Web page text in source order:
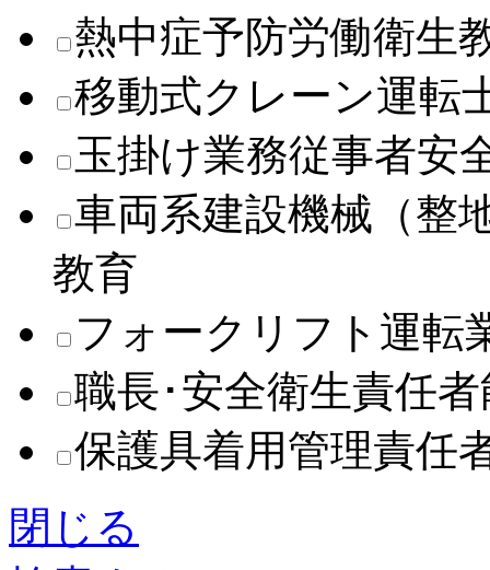
熱中症予防労働衛生
移動式クレーン運転
玉掛け業務従事者安
車両系建設機械（整
教育
フォークリフト運転
職長･安全衛生責任
保護具着用管理責任
閉じる